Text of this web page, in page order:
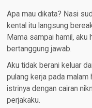
Apa mau dikata? Nasi
kental itu langsung
Mama sampai hamil, aku
bertanggung jawab.
Aku tidak berani keluar
pulang kerja pada malam
istrinya dengan cairan
perjakaku.